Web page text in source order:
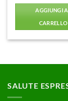
AGGIUNGI
CARRELLO
SALUTE